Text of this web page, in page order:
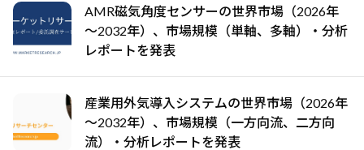
AMR磁気角度センサーの世界市場（2026年
～2032年）、市場規模（単軸、多軸）・分析
レポートを発表
産業用外気導入システムの世界市場（2026年
～2032年）、市場規模（一方向流、二方向
流）・分析レポートを発表